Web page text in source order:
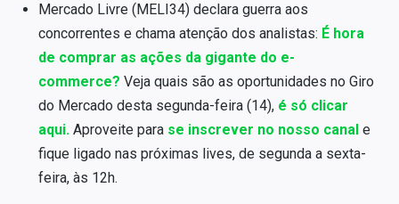
Mercado Livre (MELI34) declara guerra aos
concorrentes e chama atenção dos analistas: É hora
de comprar as ações da gigante do e-
commerce? Veja quais são as oportunidades no Giro
do Mercado desta segunda-feira (14), é só clicar
aqui. Aproveite para se inscrever no nosso canal e
fique ligado nas próximas lives, de segunda a sexta-
feira, às 12h.